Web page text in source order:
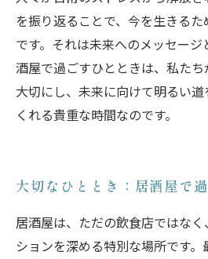
を振り返ることで、今を生きる
です。それは未来へのメッセー
酒屋で過ごすひとときは、私た
大切にし、未来に向けて明るい
くれる貴重な時間なのです。
大切なひととき：居酒屋で
居酒屋は、ただの飲食店ではな
ションを深める特別な場所です